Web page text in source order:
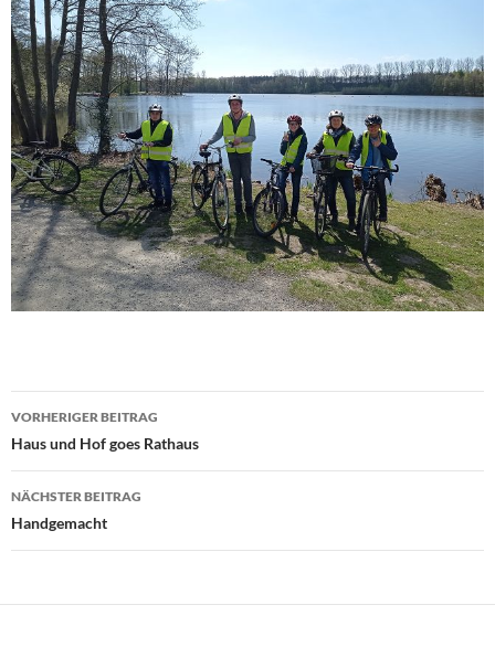
Beitragsnavigation
VORHERIGER BEITRAG
Haus und Hof goes Rathaus
NÄCHSTER BEITRAG
Handgemacht